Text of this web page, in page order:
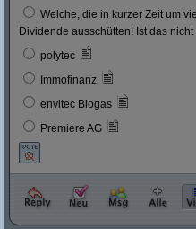
Welche, die in kurzer Zeit um
Dividende ausschütten! Ist das
polytec
Immofinanz
envitec Biogas
Premiere AG